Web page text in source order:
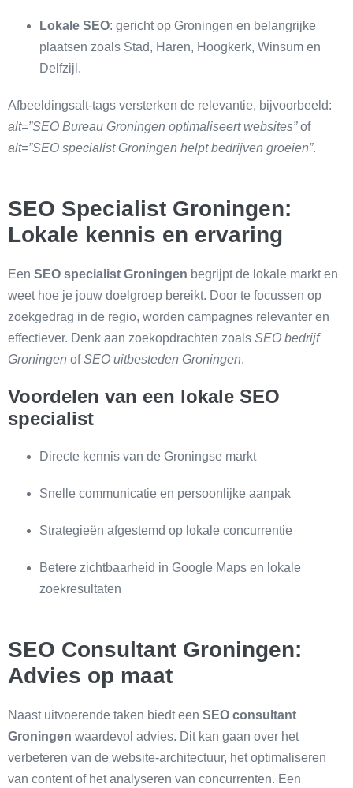
Lokale SEO: gericht op Groningen en belangrijke
plaatsen zoals Stad, Haren, Hoogkerk, Winsum en
Delfzijl.
Afbeeldingsalt‑tags versterken de relevantie, bijvoorbeeld:
alt=”SEO Bureau Groningen optimaliseert websites”of
alt=”SEO specialist Groningen helpt bedrijven groeien”.
SEO Specialist Groningen:
Lokale kennis en ervaring
Een SEO specialist Groningen begrijpt de lokale markt en
weet hoe je jouw doelgroep bereikt. Door te focussen op
zoekgedrag in de regio, worden campagnes relevanter en
effectiever. Denk aan zoekopdrachten zoals SEO bedrijf
Groningen ofSEO uitbesteden Groningen.
Voordelen van een lokale SEO
specialist
Directe kennis van de Groningse markt
Snelle communicatie en persoonlijke aanpak
Strategieën afgestemd op lokale concurrentie
Betere zichtbaarheid in Google Maps en lokale
zoekresultaten
SEO Consultant Groningen:
Advies op maat
Naast uitvoerende taken biedt een SEO consultant
Groningen waardevol advies. Dit kan gaan over het
verbeteren van de website‑architectuur, het optimaliseren
van content of het analyseren van concurrenten. Een